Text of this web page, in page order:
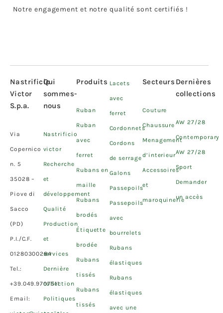
Notre engagement et notre qualité sont certifiés !
Nastrificio
Victor
S.p.a.
Via
Copernico
n. 5
35028 –
Piove di
Sacco
(PD)
P.I./C.F.
01280300284
Tel.:
+39.049.9707511
Email:
Qui
sommes-
nous
Nastrificio
victor
Recherche
et
développement
Qualité
Production
et
services
Dernière
collection
Politiques
Produits
Ruban
Ruban
avec
ferret
Rubans en
maille
Rubans
brodés
Étiquette
brodée
Rubans
tissés
Rubans
tissés
Lacets
avec
ferret
Cordonnets
Cordons
de serrage
Galons
Passepoils
Passepoils
avec
bourrelets
Rubans
élastiques
Rubans
élastiques
avec une
Secteurs
Couture
Chaussure
Menagement
d’interieur
Accessoires
et
maroquinerie
Dernières
collections
AW 27/28
Contemporary
AW 27/28
Sport
Demander
un accès